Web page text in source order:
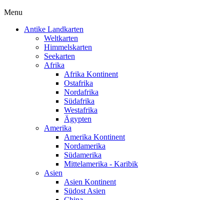
Menu
Antike Landkarten
Weltkarten
Himmelskarten
Seekarten
Afrika
Afrika Kontinent
Ostafrika
Nordafrika
Südafrika
Westafrika
Ägypten
Amerika
Amerika Kontinent
Nordamerika
Südamerika
Mittelamerika - Karibik
Asien
Asien Kontinent
Südost Asien